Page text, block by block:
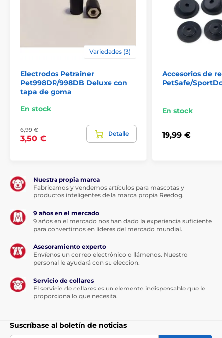
Variedades (3)
Electrodos Petrainer
Pet998DR/998DB Deluxe con
tapa de goma
En stock
6,99 €
3,50 €
Detalle
Accesorios de
PetSafe/
En stock
19,99 €
Nuestra propia marca
Fabricamos y vendemos artículos para mascotas y
productos inteligentes de la marca propia Reedog.
9 años en el mercado
9 años en el mercado nos han dado la experiencia suficiente
para convertirnos en líderes del mercado mundial.
Asesoramiento experto
Envíenos un correo electrónico o llámenos. Nuestro
personal le ayudará con su eleccion.
Servicio de collares
El servicio de collares es un elemento indispensable que le
proporciona lo que necesita.
Suscríbase al boletín de noticias